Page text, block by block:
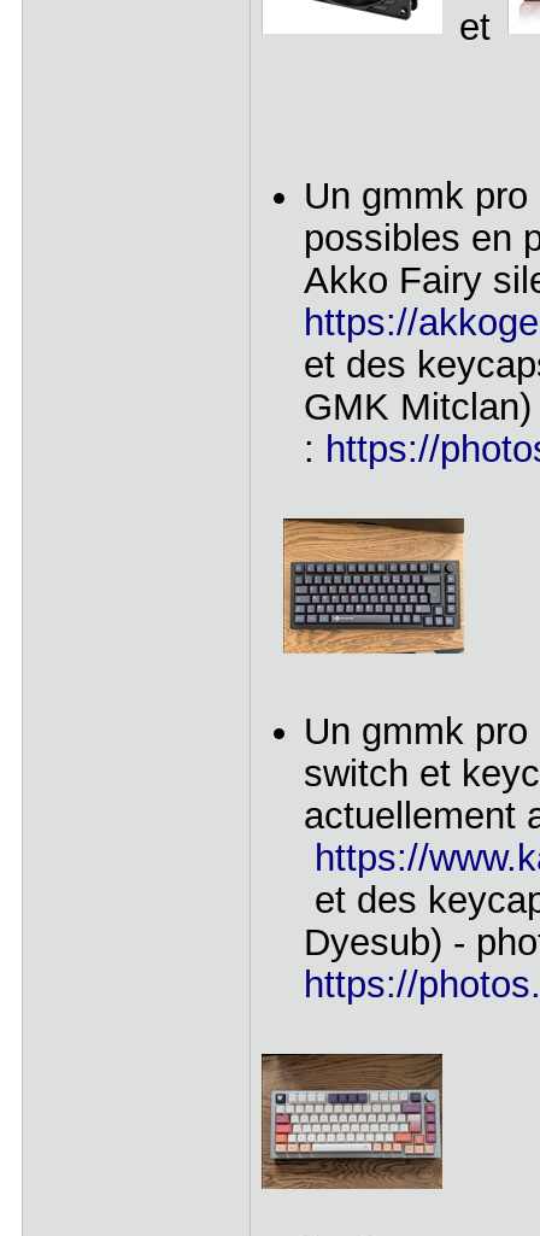
et
Un gmmk
possibles en
Akko Fairy
https://
et des
GMK
: https://
Un gmmk
switch et
actuellement
https://
et des
Dyesub) -
https://